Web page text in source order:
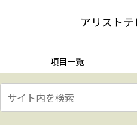
アリスト
項目一覧